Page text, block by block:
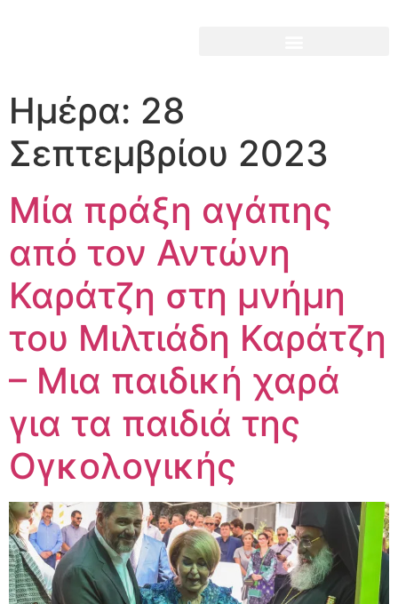
Ημέρα: 28
Σεπτεμβρίου 2023
Μία πράξη αγάπης
από τον Αντώνη
Καράτζη στη μνήμη
του Μιλτιάδη Καράτζη
– Μια παιδική χαρά
για τα παιδιά της
Ογκολογικής